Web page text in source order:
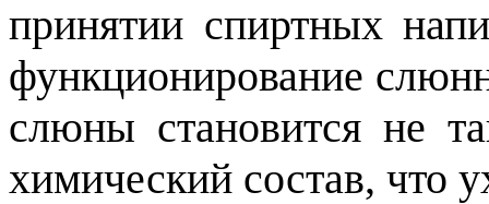
принятии спиртных
функционирование
слюны становится не
химический состав, что